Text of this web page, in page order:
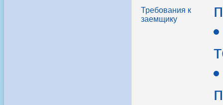
Требования к
заемщику